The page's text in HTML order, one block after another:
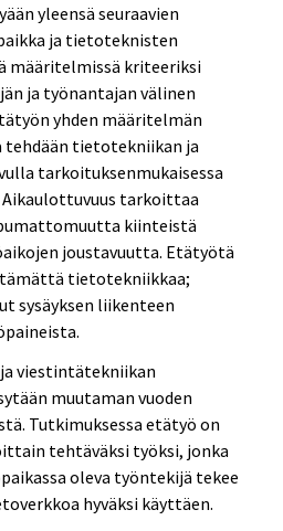
yleensä seuraavien
ja tietoteknisten
määritelmissä kriteeriksi
ja työnantajan välinen
yhden määritelmän
tehdään tietotekniikan ja
tarkoituksenmukaisessa
Aikaulottuvuus tarkoittaa
kiinteistä
joustavuutta. Etätyötä
tietotekniikkaa;
sysäyksen liikenteen
viestintätekniikan
muutaman vuoden
Tutkimuksessa etätyö on
tehtäväksi työksi, jonka
oleva työntekijä tekee
hyväksi käyttäen.